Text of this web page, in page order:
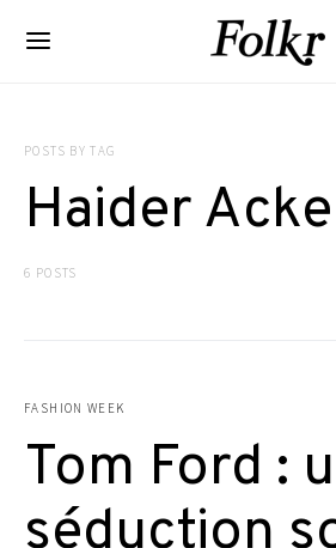
POSTS BY TAG
Haider
6 POSTS
FASHION WEEK
Tom Ford :
séduction